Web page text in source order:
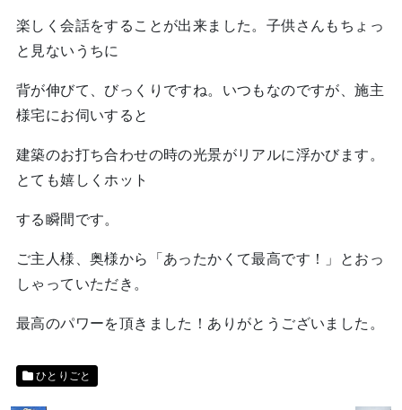
楽しく会話をすることが出来ました。子供さんもちょっ
と見ないうちに
背が伸びて、びっくりですね。いつもなのですが、施主
様宅にお伺いすると
建築のお打ち合わせの時の光景がリアルに浮かびます。
とても嬉しくホット
する瞬間です。
ご主人様、奥様から「あったかくて最高です！」とおっ
しゃっていただき。
最高のパワーを頂きました！ありがとうございました。
ひとりごと